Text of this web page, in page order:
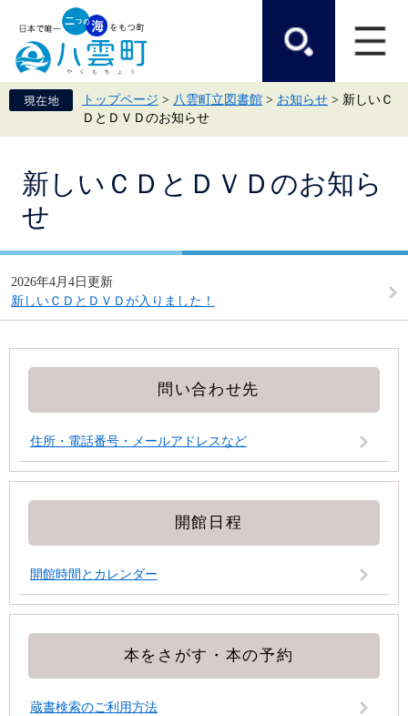
頭
で
飛
ば
て
トップページ > 八雲町立図書館 > お知らせ > 新しいＣ
ＤとＤＶＤのお知らせ
新しいＣＤとＤＶＤのお知ら
せ
2026年4月4日更新
新しいＣＤとＤＶＤが入りました！
問い合わせ先
住所・電話番号・メールアドレスなど
開館日程
開館時間とカレンダー
本をさがす・本の予約
蔵書検索のご利用方法